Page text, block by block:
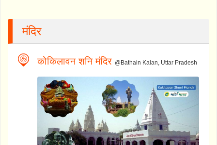
मंदिर
कोकिलावन शनि मंदिर @Bathain Kalan, Uttar Pradesh